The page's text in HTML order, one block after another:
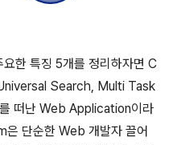
한 특징 5개를 정리하자면 C
Search, Multi Task
떠난 Web Application이라
은 단순한 Web 개발자 끌어